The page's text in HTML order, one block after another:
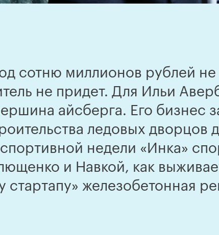
сотню миллионов рублей не
не придет. Для Ильи
айсберга. Его бизнес
ледовых дворцов
недели «Инка»
и Навкой, как
стартапу» железобетонная